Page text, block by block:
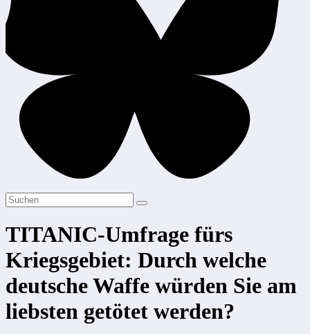
TITANIC-Umfrage fürs
Kriegsgebiet: Durch welche
deutsche Waffe würden Sie am
liebsten getötet werden?